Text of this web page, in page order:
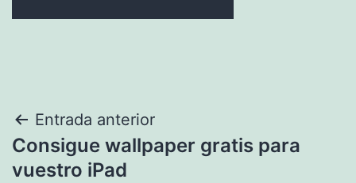
Navegación
de
Entrada anterior
Consigue wallpaper gratis para
vuestro iPad